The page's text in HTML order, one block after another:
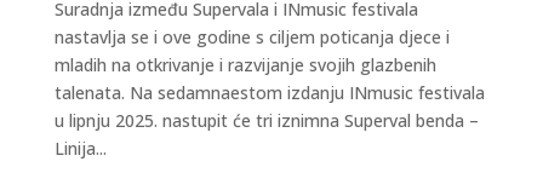
Suradnja između Supervala i INmusic festivala
nastavlja se i ove godine s ciljem poticanja djece i
mladih na otkrivanje i razvijanje svojih glazbenih
talenata. Na sedamnaestom izdanju INmusic festivala
u lipnju 2025. nastupit će tri iznimna Superval benda –
Linija...